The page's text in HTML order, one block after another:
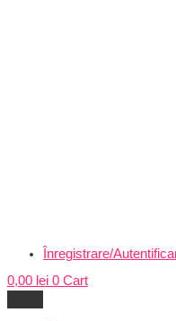
Înregistrare/
0,00 lei 0 Cart